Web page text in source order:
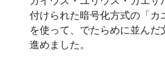
付けられた暗号化方式の「カ
を使って、でたらめに並んだ
進めました。